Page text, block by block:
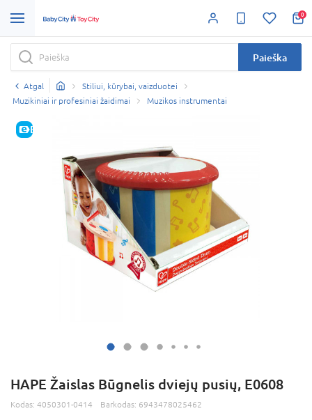
0
Paieška
Atgal
Stiliui, kūrybai, vaizduotei
Muzikiniai ir profesiniai žaidimai
Muzikos instrumentai
E-KAINA
HAPE Žaislas Būgnelis dviejų pusių, E0608
Kodas: 4050301-0414 Barkodas: 6943478025462